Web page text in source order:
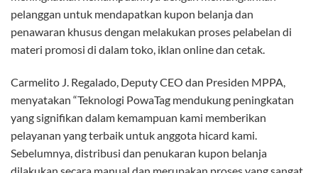
pelanggan untuk mendapatkan kupon belanja dan
penawaran khusus dengan melakukan proses pelabelan di
materi promosi di dalam toko, iklan online dan cetak.
Carmelito J. Regalado, Deputy CEO dan Presiden MPPA,
menyatakan “Teknologi PowaTag mendukung peningkatan
yang signifikan dalam kemampuan kami memberikan
pelayanan yang terbaik untuk anggota hicard kami.
Sebelumnya, distribusi dan penukaran kupon belanja